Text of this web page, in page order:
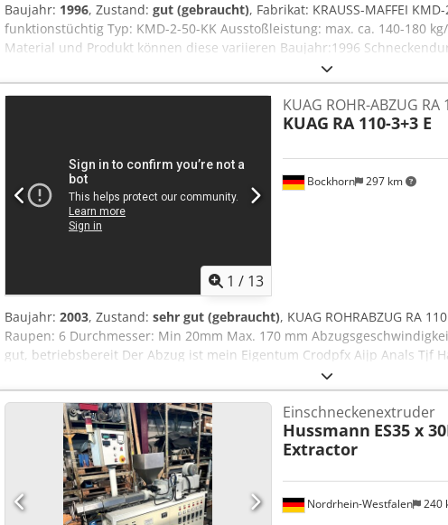
Baujahr: 1996, Zustand: gut (gebraucht), Fabrikat: KRAUSS-MAFFEI
funktionstüchtig Typ: KMD-2-50-KK Ausstoßleistung: max. ca. 140-180
Material und Produkt können diese variieren Baujahr:1996
Crsdeh Nmt Dopfx Ai Tsf Schneckenlänge: 1300 mm
Gleichstrommotor 25 kW Zylinder Heiz-/Kühlzonen: 4/3 (Ölkühlung)
Heizzonen: 5 Ausrüstung: Dosiergerät mit Trichter, Vakuumpumpe für
Zylinderkühlaggregat, Schneckentemperierung Getriebe: Getriebe,
1 / 13
Bockhorn 297 km
KUAG ROHR-ABZUG RA
KUAG RA 110-3+3 E
Baujahr: 2003, Zustand: sehr gut (gebraucht), KUAG ROHRABZUG RA
Raupen: 6 Durchmesser: Min 20mm Max. 170 mm
gut, betriebsbereit Der Abzug ist mein Eigentum Crodpfx Aijp Anals Tjf
français We speak English Sachal Extrusionsmaschinen D-26345
Nordrhein-Westfalen 240
Einschneckenextruder
Hussmann ES35 x
Extractor